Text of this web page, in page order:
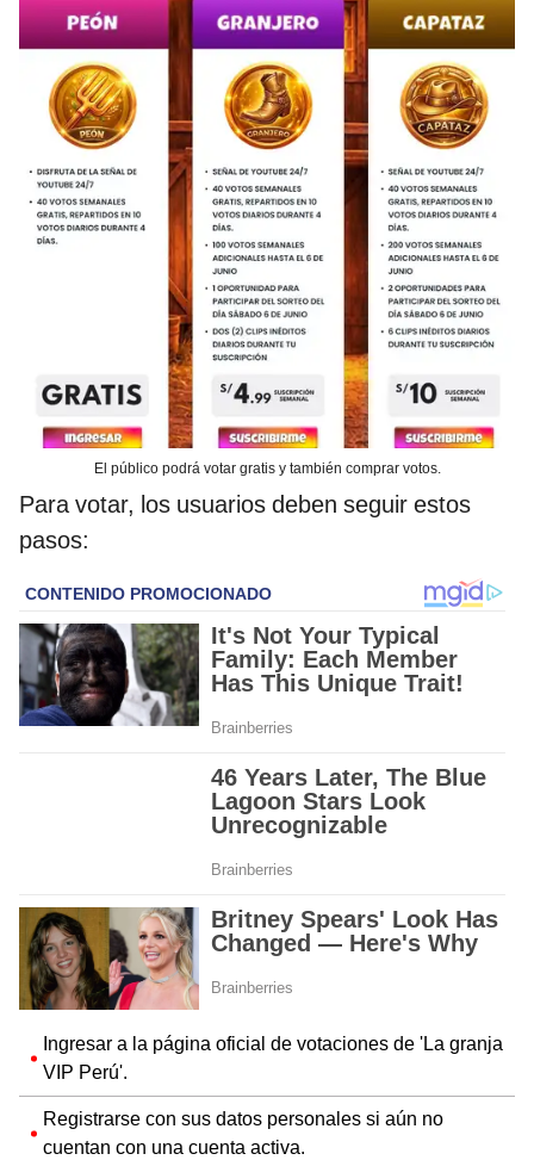
El público podrá votar gratis y también comprar votos.
Para votar, los usuarios deben seguir estos
pasos:
Ingresar a la página oficial de votaciones de 'La granja
VIP Perú'.
Registrarse con sus datos personales si aún no
cuentan con una cuenta activa.